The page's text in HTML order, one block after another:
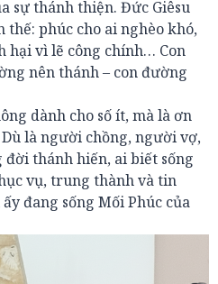
sự thánh thiện. Đức Giêsu
phúc cho ai nghèo khó,
hại vì lẽ công chính… Con
nên thánh – con đường
dành cho số ít, mà là ơn
là người chồng, người vợ,
thánh hiến, ai biết sống
vụ, trung thành và tin
đang sống Mối Phúc của